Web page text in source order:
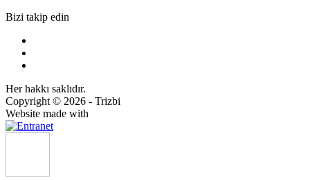
Bizi takip edin
Her hakkı saklıdır.
Copyright © 2026 - Trizbi
Website made with